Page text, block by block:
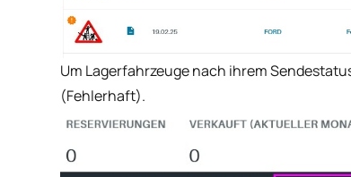
Um Lagerfahrzeuge nach ihrem
(Fehlerhaft).